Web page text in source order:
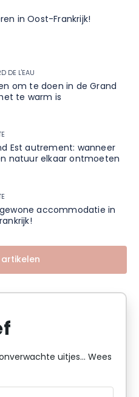
in Oost-Frankrijk!
DE L'EAU
om te doen in de Grand
te warm is
Est autrement: wanneer
natuur elkaar ontmoeten
accommodatie in
uitjes... Wees